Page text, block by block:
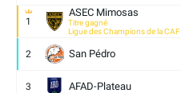
1
ASEC Mimosas
Titre gagné
Ligue des Champions de la CAF
2 San Pédro
3 AFAD-Plateau